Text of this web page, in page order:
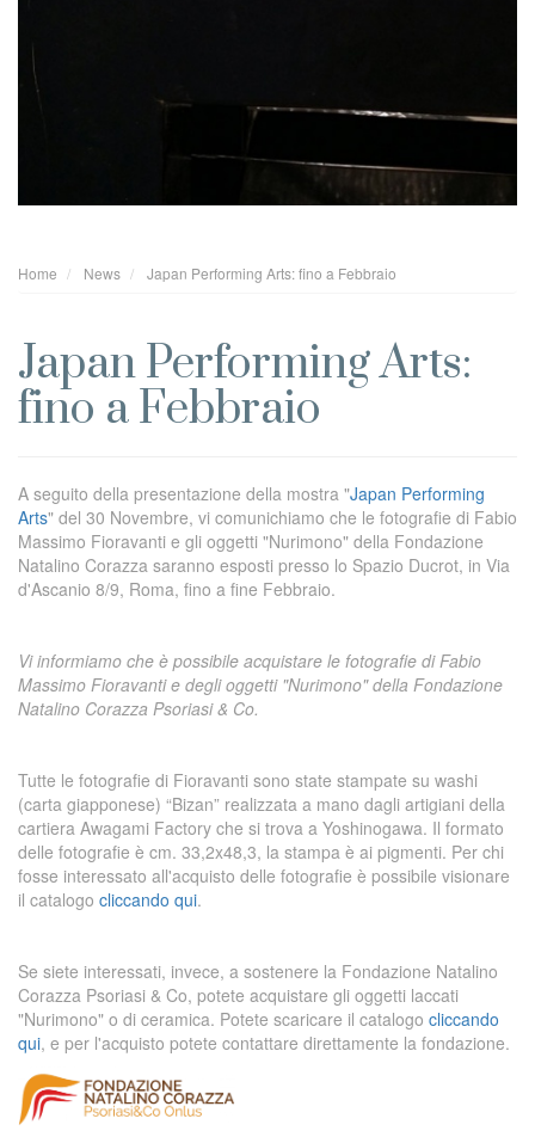
Home News Japan Performing Arts: fino a Febbraio
Japan Performing Arts:
fino a Febbraio
A seguito della presentazione della mostra "Japan Performing
Arts" del 30 Novembre, vi comunichiamo che le fotografie di Fabio
Massimo Fioravanti e gli oggetti "Nurimono" della Fondazione
Natalino Corazza saranno esposti presso lo Spazio Ducrot, in Via
d'Ascanio 8/9, Roma, fino a fine Febbraio.
Vi informiamo che è possibile acquistare le fotografie di Fabio
Massimo Fioravanti e degli oggetti "Nurimono" della Fondazione
Natalino Corazza Psoriasi & Co.
Tutte le fotografie di Fioravanti sono state stampate su washi
(carta giapponese) “Bizan” realizzata a mano dagli artigiani della
cartiera Awagami Factory che si trova a Yoshinogawa. Il formato
delle fotografie è cm. 33,2x48,3, la stampa è ai pigmenti. Per chi
fosse interessato all'acquisto delle fotografie è possibile visionare
il catalogo cliccando qui.
Se siete interessati, invece, a sostenere la Fondazione Natalino
Corazza Psoriasi & Co, potete acquistare gli oggetti laccati
"Nurimono" o di ceramica. Potete scaricare il catalogo cliccando
qui, e per l'acquisto potete contattare direttamente la fondazione.